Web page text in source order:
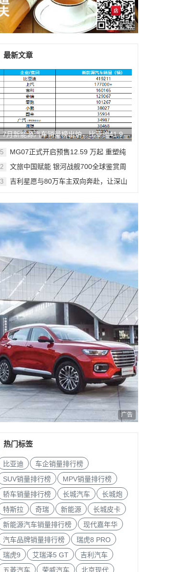
广告
最新文章
7月新能源汽车销量榜出炉，比亚迪41.9
万辆稳居榜首
5
MG07正式开启预售12.59 万起 重塑纯
2
文旅中国赋能 银河战舰700全球鉴赏周
3
吉利星愿与80万车主双向奔赴，让深山
广告
热门标签
比亚迪
车企销量排行榜
SUV销量排行榜
MPV销量排行榜
轿车销量排行榜
长城汽车
长城炮
特斯拉
奇瑞 新能源
长城皮卡
新能源汽车销量排行榜
现代嘉年华
汽车品牌销量排行榜
瑞虎8 PRO
瑞虎9
艾瑞泽5 GT
吉利汽车
五菱汽车
荣威汽车 北京现代